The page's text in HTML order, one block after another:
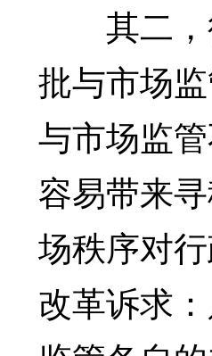
其二，
批与市场
与市场监
容易带来
场秩序对
改革诉求